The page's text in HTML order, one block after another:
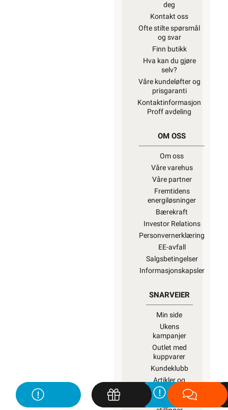
deg
Kontakt oss
Ofte stilte spørsmål
og svar
Finn butikk
Hva kan du gjøre
selv?
Våre kundeløfter og
prisgaranti
Kontaktinformasjon
Proff avdeling
OM OSS
Om oss
Våre varehus
Våre partner
Fremtidens
energiløsninger
Bærekraft
Investor Relations
Personvernerklæring
EE-avfall
Salgsbetingelser
Informasjonskapsler
SNARVEIER
Min side
Ukens
kampanjer
Outlet med
kuppvarer
Kundeklubb
Artikler og
guider
Ledige